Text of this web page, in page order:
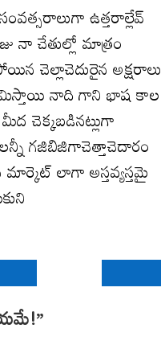
ఉత్తరాల్లేవ్
నా చేతుల్లో మాత్రం
చెల్లాచెదురైన అక్షరాలు
నాది గాని భాష కాల
చెక్కబడినట్లుగా
గజిబిజిగాచెత్తాచెదారం
మార్కెట్ లాగా అస్తవ్యస్తమై
”